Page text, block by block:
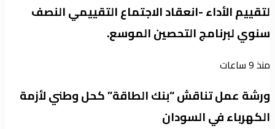
لتقييم الأداء -انعقاد الاجتماع التقييمي النصف
سنوي لبرنامج التحصين الموسع.
منذ 9 ساعات
ورشة عمل تناقش “بنك الطاقة” كحل وطني لأزمة
الكهرباء في السودان